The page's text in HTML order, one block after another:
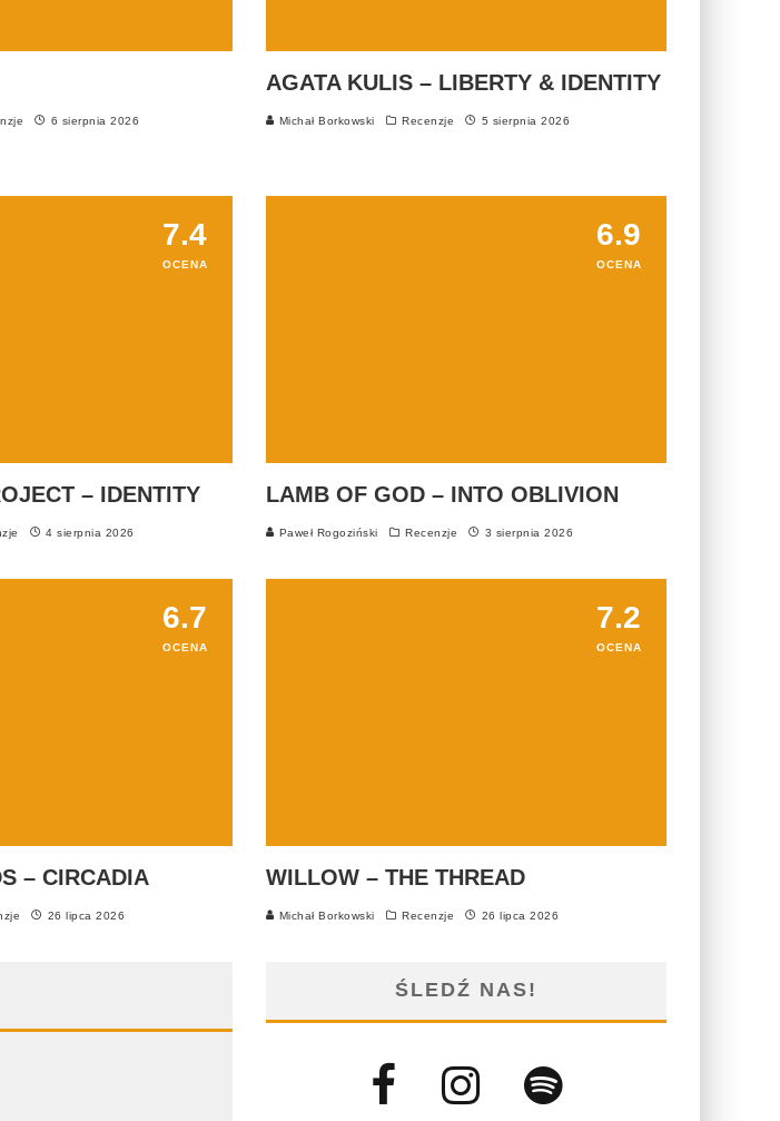
6 sierpnia 2026
AGATA KULIS – LIBERTY & IDENTITY
Michał Borkowski Recenzje 5 sierpnia 2026
7.4
OCENA
– IDENTITY
4 sierpnia 2026
6.9
OCENA
LAMB OF GOD – INTO OBLIVION
Paweł Rogoziński Recenzje 3 sierpnia 2026
6.7
OCENA
– CIRCADIA
26 lipca 2026
7.2
OCENA
WILLOW – THE THREAD
Michał Borkowski Recenzje 26 lipca 2026
ŚLEDŹ NAS!